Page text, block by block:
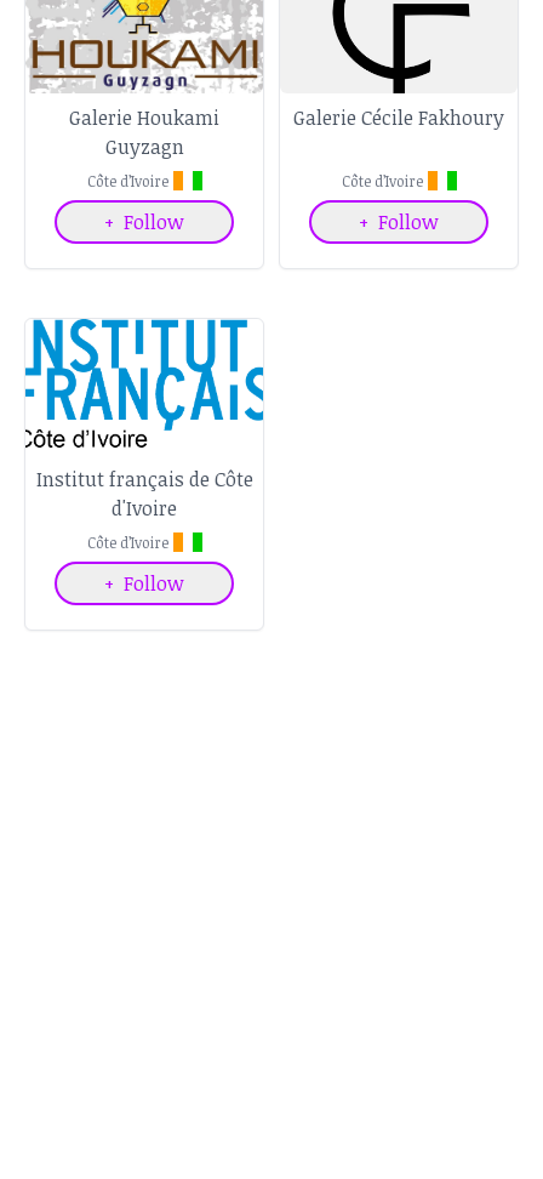
Galerie Houkami
Guyzagn
Côte d’Ivoire
+ Follow
Galerie Cécile Fakhoury
Côte d’Ivoire
+ Follow
Institut français de Côte
d'Ivoire
Côte d’Ivoire
+ Follow